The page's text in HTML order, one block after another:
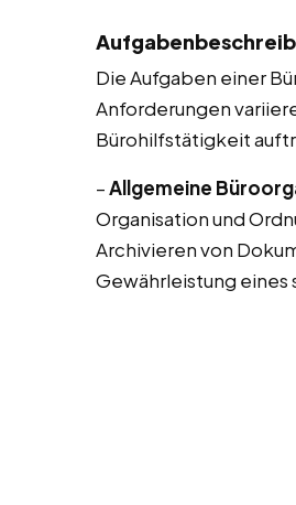
Die Aufgaben einer
Anforderungen
Bürohilfstätigkeit
–Allgemeine
Organisation und
Archivieren von
Gewährleistung